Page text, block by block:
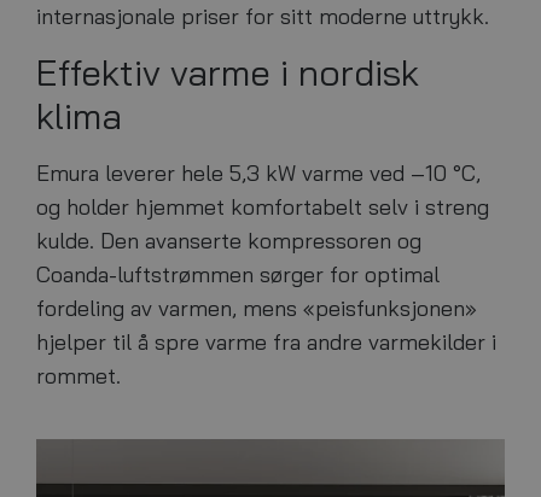
internasjonale priser for sitt moderne uttrykk.
Effektiv varme i nordisk
klima
Emura leverer hele 5,3 kW varme ved –10 °C,
og holder hjemmet komfortabelt selv i streng
kulde. Den avanserte kompressoren og
Coanda-luftstrømmen sørger for optimal
fordeling av varmen, mens «peisfunksjonen»
hjelper til å spre varme fra andre varmekilder i
rommet.